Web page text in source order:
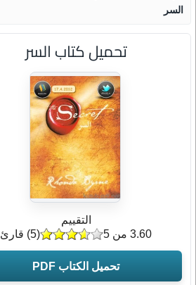
السر
تحميل كتاب السر
التقييم
(
5) قارئ 3.60 من 5
تحميل الكتاب PDF